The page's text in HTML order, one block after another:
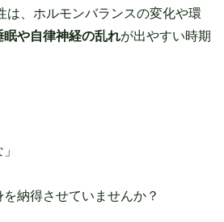
は、ホルモンバランスの変化や環
眠や自律神経の乱れが出やすい時期
納得させていませんか？